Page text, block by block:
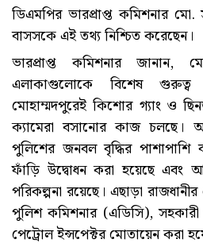
ডিএমপির ভারপ্রাপ্ত কমিশনার মো.
বাসসকে এই তথ্য নিশ্চিত করেছেন।
ভারপ্রাপ্ত কমিশনার জানান,
এলাকাগুলোকে বিশেষ গুরুত্ব
মোহাম্মদপুরেই কিশোর গ্যাং ও
ক্যামেরা বসানোর কাজ চলছে।
পুলিশের জনবল বৃদ্ধির
ফাঁড়ি উদ্বোধন করা হয়েছে এবং
পরিকল্পনা রয়েছে। এছাড়া
পুলিশ কমিশনার (এডিসি),
পেট্রোল ইন্সপেক্টর মোতায়েন করা